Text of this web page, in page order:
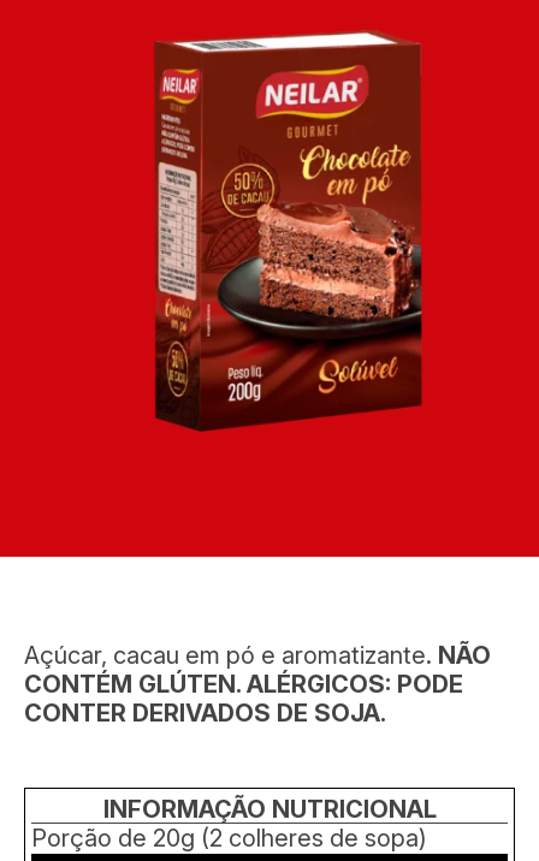
Açúcar, cacau em pó e aromatizante. NÃO
CONTÉM GLÚTEN. ALÉRGICOS: PODE
CONTER DERIVADOS DE SOJA.
INFORMAÇÃO NUTRICIONAL
Porção de 20g (2 colheres de sopa)